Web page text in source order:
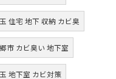
住宅 地下 収納 カビ臭
市 カビ臭い 地下室
地下室 カビ対策